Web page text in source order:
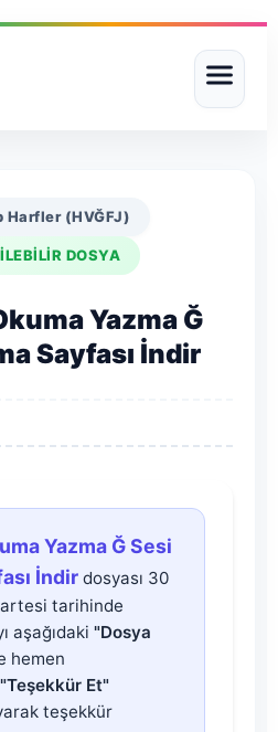
Harfler (HVĞFJ)
DOSYA
Yazma Ğ
Sayfası İndir
Yazma Ğ Sesi
İndir dosyası 30
tarihinde
aşağıdaki "Dosya
hemen
"Teşekkür Et"
teşekkür